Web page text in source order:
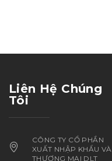
Liên Hệ Chúng
Tôi
CÔNG TY CỔ PHẦN
XUẤT NHẬP KHẨU VÀ
THƯƠNG MẠI DLT